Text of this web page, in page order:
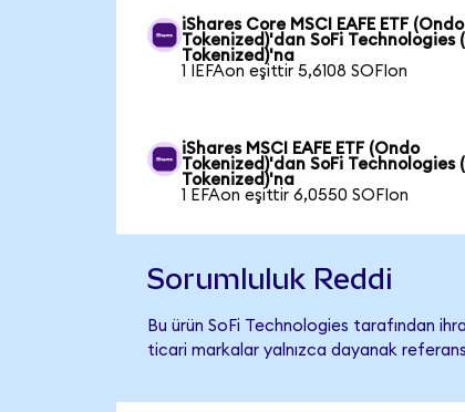
iShares Core MSCI EAFE ETF (Ondo
Tokenized)'dan SoFi Technologies
Tokenized)'na
1 IEFAon eşittir 5,6108 SOFIon
iShares MSCI EAFE ETF (Ondo
Tokenized)'dan SoFi Technologies
Tokenized)'na
1 EFAon eşittir 6,0550 SOFIon
Sorumluluk Reddi
Bu ürün SoFi Technologies tarafından
ticari markalar yalnızca dayanak referans